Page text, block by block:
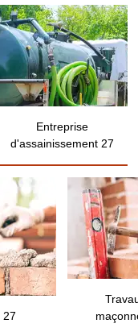
Entreprise
d'assainissement 27
27